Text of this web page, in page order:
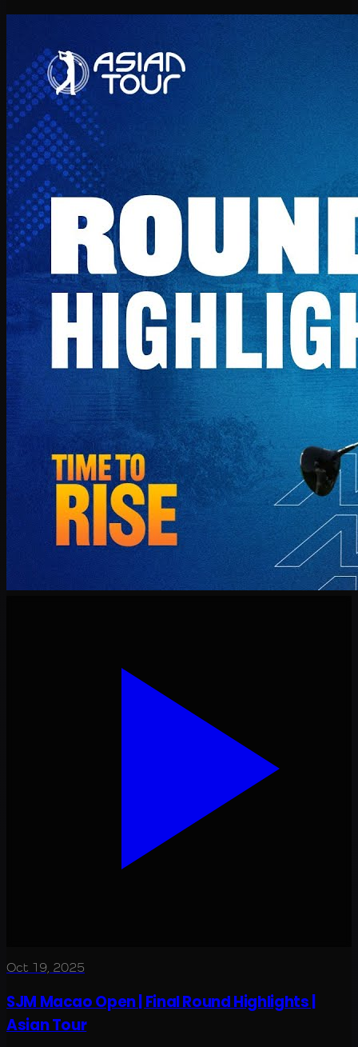
Oct 19, 2025
SJM Macao Open | Final Round Highlights |
Asian Tour